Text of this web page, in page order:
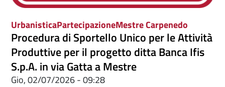
Procedura di Sportello Unico per le Attività
Produttive per il progetto ditta Banca Ifis
S.p.A. in via Gatta a Mestre
Gio, 02/07/2026 - 09:28
UrbanisticaPartecipazioneMestre Carpenedo